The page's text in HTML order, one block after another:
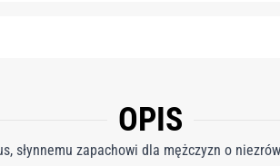
OPIS
słynnemu zapachowi dla mężczyzn o